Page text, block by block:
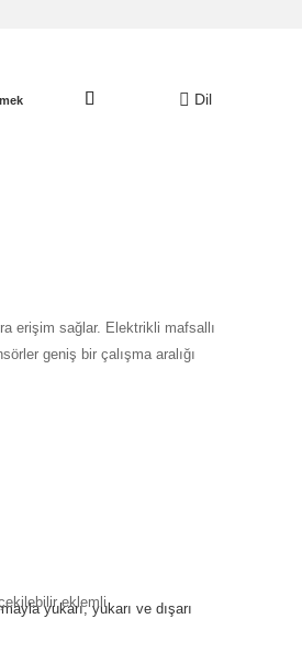
Dil
erişim sağlar. Elektrikli mafsallı
geniş bir çalışma aralığı
yukarı, yukarı ve dışarı
eklemli